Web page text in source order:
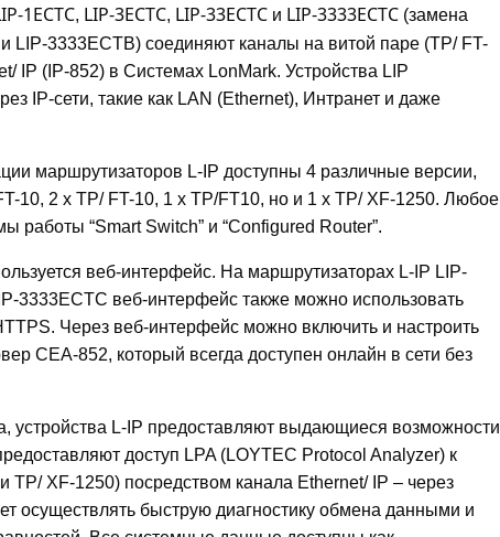
1ECTС, LIP-3ECTС, LIP-33ECTС и LIP-3333ECTС (замена
LIP-3333ECTB) соединяют каналы на витой паре (TP/ FT-
IP (IP-852) в Системах LonMark. Устройства LIP
IP-сети, такие как LAN (Ethernet), Интранет и даже
маршрутизаторов L-IP доступны 4 различные версии,
10, 2 x TP/ FT-10, 1 x TP/FT10, но и 1 x TP/ XF-1250. Любое
работы “Smart Switch” и “Configured Router”.
веб-интерфейс. На маршрутизаторах L-IP LIP-
3333ECTC веб-интерфейс также можно использовать
Через веб-интерфейс можно включить и настроить
CEA-852, который всегда доступен онлайн в сети без
устройства L-IP предоставляют выдающиеся возможности
доступ LPA (LOYTEC Protocol Analyzer) к
TP/ XF-1250) посредством канала Ethernet/ IP – через
осуществлять быструю диагностику обмена данными и